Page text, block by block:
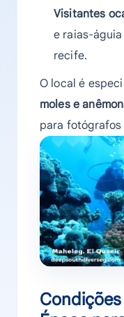
Visitantes
e raias-
recife.
O local é
moles e
para